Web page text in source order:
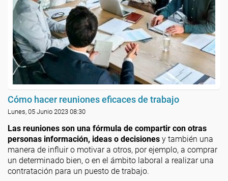
Cómo hacer reuniones eficaces de trabajo
Lunes, 05 Junio 2023 08:30
Las reuniones son una fórmula de compartir con otras
personas información, ideas o decisiones y también una
manera de influir o motivar a otros, por ejemplo, a comprar
un determinado bien, o en el ámbito laboral a realizar una
contratación para un puesto de trabajo.